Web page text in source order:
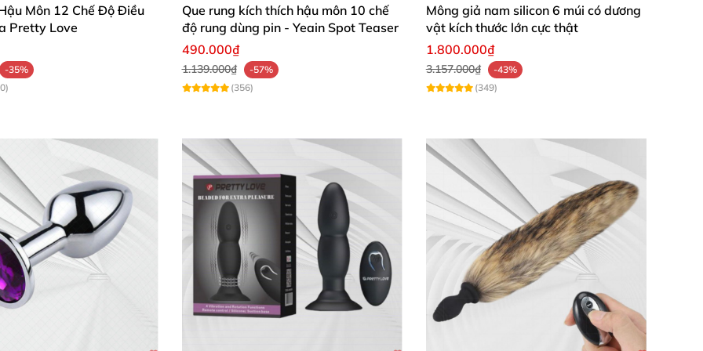
nước , giúp bạn thỏa sức trải nghiệm các cực khoái táo bạo hơn ở trong
các môi trường
. Việc thay đổi không gian thủ dâm cũng là 1 bí quyết giúp bạn khám phá ra nhiều cực khoái tình
giúp tạo sự nổi bật về hình dáng cho sextoymà còn giúp gia tăng ma sát bên trong lỗ hậu, chạm đến
ngất ngây chocác bạn nam đồng tính.
đầu khấc dương vật , trơn nhẵnvà mềm mạisẽ giúp bạn dễ dàng đút sextoy vào hậu môn. Kích
phần nào trong việc nông rộng lỗ hậu nhưng bạn cũng đừng lo lắng sẽquá sức chịu đựng vì đường
. Đây là đường kính vừa vặn
với nhiều kích thước lỗ hậu nên bạn hoàn toàn yên tâm không đau
tre (HM07H) còn có thiết kế thêm phần đế dạng hít tường, giúp người dùng yên tâm hơn khi đút sản
có thể đặt sextoy lên các bề mặt phẳngđể thay đổi tư thế thủ dâm
Môn 12 Chế Độ Điều
Pretty Love
-35%
Que rung kích thích hậu môn 10 chế
độ rung dùng pin - Yeain Spot Teaser
490.000₫
1.139.000₫
-57%
(356)
Mông giả nam silicon 6 múi có dương
vật kích thước lớn cực thật
1.800.000₫
3.157.000₫
-43%
(349)